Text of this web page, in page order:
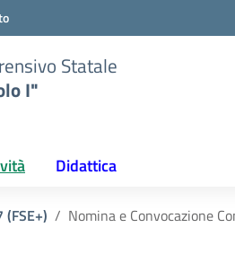
Statale
I"
Didattica
Nomina e Convocazione